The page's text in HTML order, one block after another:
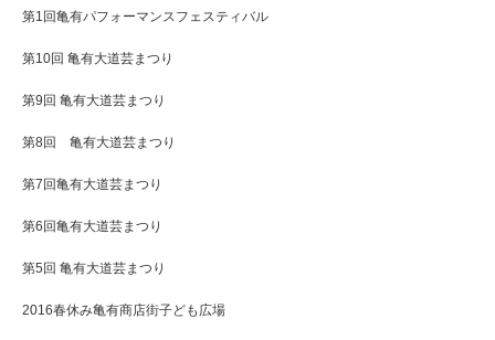
第1回亀有パフォーマンスフェスティバル
第10回 亀有大道芸まつり
第9回 亀有大道芸まつり
第8回 亀有大道芸まつり
第7回亀有大道芸まつり
第6回亀有大道芸まつり
第5回 亀有大道芸まつり
2016春休み亀有商店街子ども広場